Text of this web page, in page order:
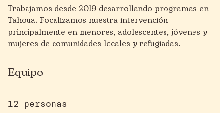
Trabajamos desde 2019 desarrollando programas en
Tahoua. Focalizamos nuestra intervención
principalmente en menores, adolescentes, jóvenes y
mujeres de comunidades locales y refugiadas.
Equipo
12 personas